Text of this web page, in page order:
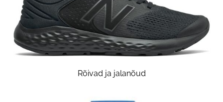
Rõivad ja jalanõud